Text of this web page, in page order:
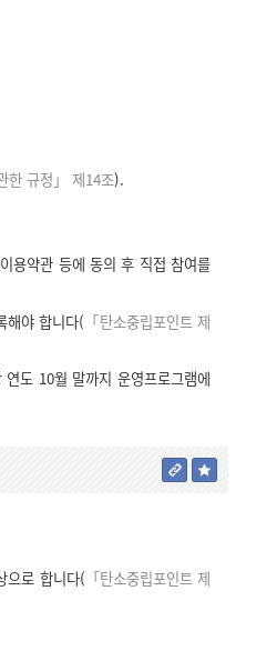
한 규정」 제14조).
용약관 등에 동의 후 직접 참여를
해야 합니다( 「탄소중립포인트 제
도 10월 말까지 운영프로그램에
으로 합니다( 「탄소중립포인트 제